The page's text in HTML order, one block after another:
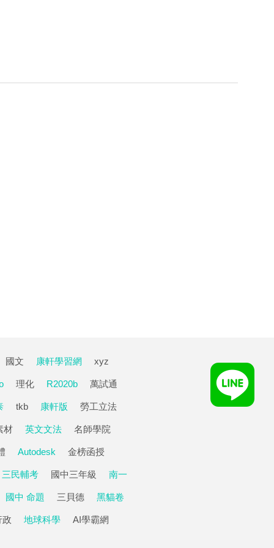
國文 康軒學習網 xyz
理化 R2020b 萬試通
tkb 康軒版 勞工立法
材 英文文法 名師學院
Autodesk 金榜函授
三民輔考 國中三年級 南一
國中 命題 三貝德 黑貓卷
政 地球科學 AI學霸網